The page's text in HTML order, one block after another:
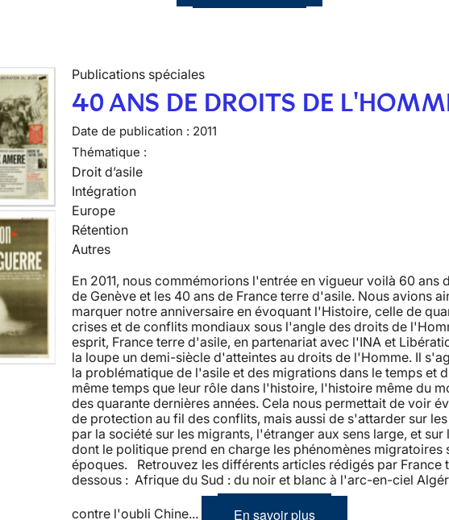
Publications spéciales
40 ANS DE DROITS DE
Date de publication : 2011
Thématique :
Droit d’asile
Intégration
Europe
Rétention
Autres
En 2011, nous commémorions l'entrée en vigueur voilà 60 ans
de Genève et les 40 ans de France terre d'asile. Nous avions
marquer notre anniversaire en évoquant l'Histoire, celle de
crises et de conflits mondiaux sous l'angle des droits de
esprit, France terre d'asile, en partenariat avec l'INA et
la loupe un demi-siècle d'atteintes au droits de l'Homme. Il
la problématique de l'asile et des migrations dans le temps et
même temps que leur rôle dans l'histoire, l'histoire même du
des quarante dernières années. Cela nous permettait de voir
de protection au fil des conflits, mais aussi de s'attarder sur
par la société sur les migrants, l'étranger aux sens large, et sur
dont le politique prend en charge les phénomènes migratoires
époques. Retrouvez les différents articles rédigés par France
dessous : Afrique du Sud : du noir et blanc à l'arc-en-ciel
contre l'oubli Chine... En savoir plus